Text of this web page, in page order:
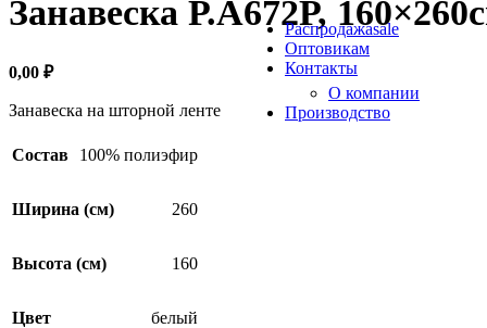
Продукция из арамидных
Распродажаsale
Оптовикам
Контакты
О компании
Производство
Занавеска Р.А672Р,
0,00 ₽
Занавеска на шторной ленте
Состав 100% полиэфир
Ширина (см) 260
Высота (см) 160
Цвет белый